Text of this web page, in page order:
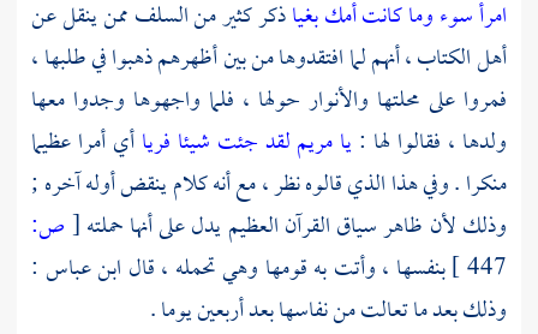
امرأ سوء وما كانت أمك بغياذكر كثير من السلف ممن ينقل عن
أهل الكتاب ، أنهم لما افتقدوها من بين أظهرهم ذهبوا في طلبها ،
فمروا على محلتها والأنوار حولها ، فلما واجهوها وجدوا معها
ولدها ، فقالوا لها :يا مريم لقد جئت شيئا فرياأي أمرا عظيما
منكرا . وفي هذا الذي قالوه نظر ، مع أنه كلام ينقض أوله آخره ;
وذلك لأن ظاهر سياق القرآن العظيم يدل على أنها حملته[ص:
447 ] بنفسها ، وأتت به قومها وهي تحمله ، قال ابن عباس :
وذلك بعد ما تعالت من نفاسها بعد أربعين يوما .